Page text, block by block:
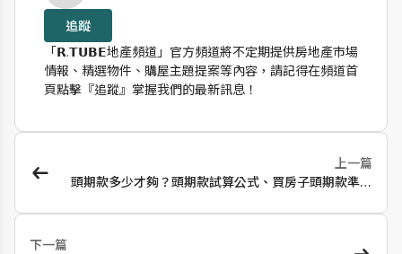
追蹤
「𝗥.𝗧𝗨𝗕𝗘地產頻道」官方頻道將不定期提供房地產市場
情報、精選物件、購屋主題提案等內容，請記得在頻道首
頁點擊『追蹤』掌握我們的最新訊息！
上一篇
頭期款多少才夠？頭期款試算公式、買房子頭期款準備
下一篇